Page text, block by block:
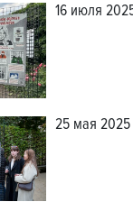
16 июля
25 мая 2025